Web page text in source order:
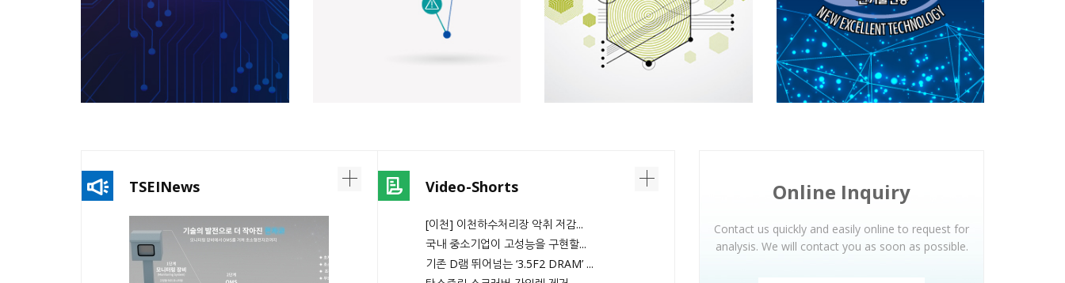
TSEINews Video-Shorts
[이천] 이천하수처리장 악취 저감...
국내 중소기업이 고성능을 구현할...
기존 D램 뛰어넘는 ‘3.5F2 DRAM’ ...
Online Inquiry
Contact us quickly and easily online to request for
analysis. We will contact you as soon as possible.